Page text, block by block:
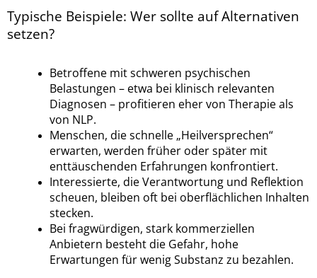
Typische Beispiele: Wer sollte auf Alternativen
setzen?
Betroffene mit schweren psychischen
Belastungen – etwa bei klinisch relevanten
Diagnosen – profitieren eher von Therapie als
von NLP.
Menschen, die schnelle „Heilversprechen“
erwarten, werden früher oder später mit
enttäuschenden Erfahrungen konfrontiert.
Interessierte, die Verantwortung und Reflektion
scheuen, bleiben oft bei oberflächlichen Inhalten
stecken.
Bei fragwürdigen, stark kommerziellen
Anbietern besteht die Gefahr, hohe
Erwartungen für wenig Substanz zu bezahlen.